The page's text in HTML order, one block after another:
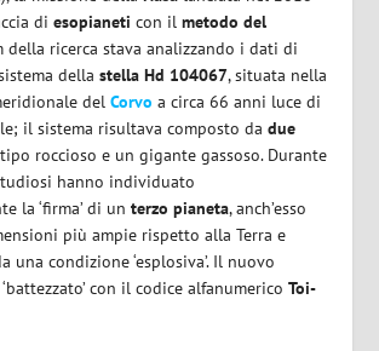
diesopianeti con ilmetodo del
della ricerca stava analizzando i dati di
dellastella Hd 104067, situata nella
delCorvo a circa 66 anni luce di
il sistema risultava composto dadue
roccioso e un gigante gassoso. Durante
hanno individuato
la ‘firma’ di unterzo pianeta, anch’esso
più ampie rispetto alla Terra e
una condizione ‘esplosiva’. Il nuovo
con il codice alfanumericoToi-